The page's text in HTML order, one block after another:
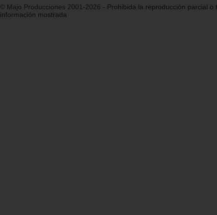
© Majo Producciones 2001-2026 - Prohibida la reproducción parcial o
información mostrada